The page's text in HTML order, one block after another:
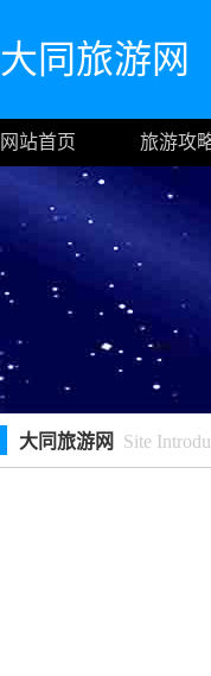
大同旅游网
网站首页 旅游攻
大同旅游网 Site